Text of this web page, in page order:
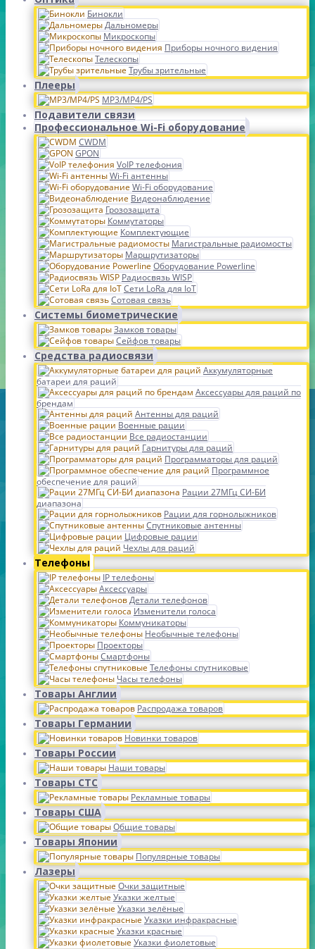
Бинокли
Дальномеры
Микроскопы
Приборы ночного видения
Телескопы
Трубы зрительные
Плееры
MP3/MP4/PS
Подавители связи
Профессиональное Wi-Fi оборудование
CWDM
GPON
VoIP телефония
Wi-Fi антенны
Wi-Fi оборудование
Видеонаблюдение
Грозозащита
Коммутаторы
Комплектующие
Магистральные радиомосты
Маршрутизаторы
Оборудование Powerline
Радиосвязь WISP
Сети LoRa для IoT
Сотовая связь
Системы биометрические
Замков товары
Сейфов товары
Средства радиосвязи
Аккумуляторные
батареи для раций
Аксессуары для раций по
брендам
Антенны для раций
Военные рации
Все радиостанции
Гарнитуры для раций
Программаторы для раций
Программное
обеспечение для раций
Рации 27МГц СИ-БИ
диапазона
Рации для горнолыжников
Спутниковые антенны
Цифровые рации
Чехлы для раций
Телефоны
IP телефоны
Аксессуары
Детали телефонов
Изменители голоса
Коммуникаторы
Необычные телефоны
Проекторы
Смартфоны
Телефоны спутниковые
Часы телефоны
Товары Англии
Распродажа товаров
Товары Германии
Новинки товаров
Товары России
Наши товары
Товары СТС
Рекламные товары
Товары США
Общие товары
Товары Японии
Популярные товары
Лазеры
Очки защитные
Указки желтые
Указки зелёные
Указки инфракрасные
Указки красные
Указки фиолетовые